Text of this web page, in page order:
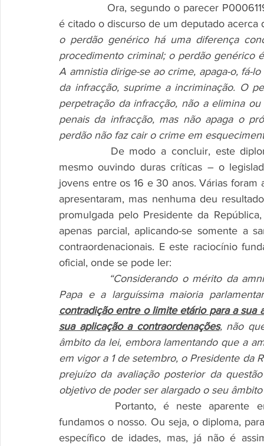
é citado o discurso de um deputado
o perdão genérico há uma diferença
procedimento criminal; o perdão genérico
A amnistia dirige-se ao crime, apaga-o, fá-
da infracção, suprime a incriminação. O
perpetração da infracção, não a elimina
penais da infracção, mas não apaga o
perdão não faz cair o crime em
mesmo ouvindo duras críticas – o
jovens entre os 16 e 30 anos. Várias
apresentaram, mas nenhuma deu
promulgada pelo Presidente da
apenas parcial, aplicando-se somente a
contraordenacionais. E este raciocínio
oficial, onde se pode ler:
“Considerando o mérito da
Papa e a larguíssima maioria
contradição entre o limite etário para a sua
sua aplicação a contraordenações, não
âmbito da lei, embora lamentando que a
em vigor a 1 de setembro, o Presidente da
prejuízo da avaliação posterior da
objetivo de poder ser alargado o seu
fundamos o nosso. Ou seja, o diploma,
específico de idades, mas, já não é